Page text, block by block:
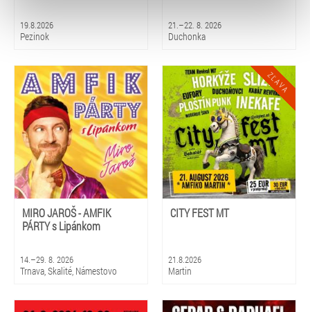
volbu můžete kdykoliv změnit v zápatí stránky v záložce
19.8.2026
Pezinok
21.–22. 8. 2026
Duchonka
MIRO JAROŠ - AMFIK
PÁRTY s Lipánkom
14.–29. 8. 2026
Trnava, Skalité, Námestovo
CITY FEST MT
21.8.2026
Martin